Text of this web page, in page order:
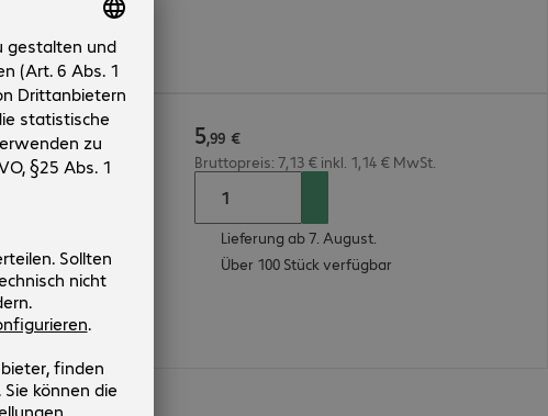
m 5,99 €
Bruttopreis: 7,13 € inkl. 1,14 € MwSt.
Lieferung ab 7. August.
Über 100 Stück verfügbar